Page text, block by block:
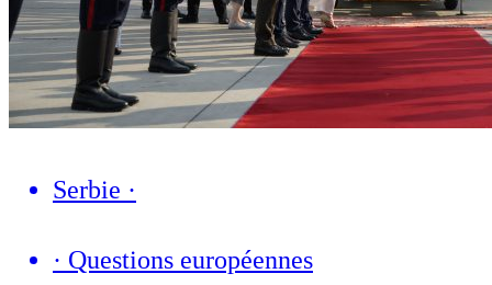
Serbie ·
· Questions européennes